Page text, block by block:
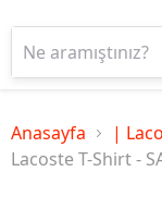
Anasayfa
|
Lacoste T-Shirt -